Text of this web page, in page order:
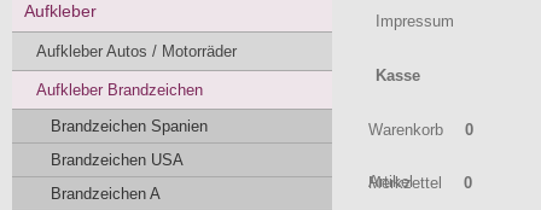
Impressum
Kasse
Warenkorb 0
Artikel
Merkzettel 0
Aufkleber
Aufkleber Autos / Motorräder
Aufkleber Brandzeichen
Brandzeichen Spanien
Brandzeichen USA
Brandzeichen A